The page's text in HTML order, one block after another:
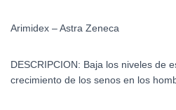
Arimidex – Astra Zeneca
DESCRIPCION: Baja los niveles de
crecimiento de los senos en los